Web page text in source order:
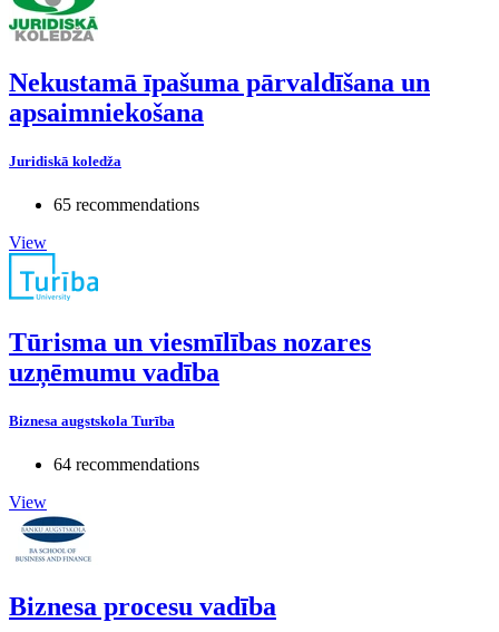
Nekustamā īpašuma pārvaldīšana un
apsaimniekošana
Juridiskā koledža
65 recommendations
View
Tūrisma un viesmīlības nozares
uzņēmumu vadība
Biznesa augstskola Turība
64 recommendations
View
Biznesa procesu vadība